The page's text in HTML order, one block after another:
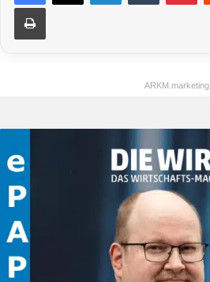
ARKM.marketing